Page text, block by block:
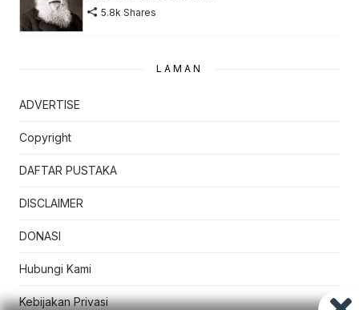
5.8k Shares
LAMAN
ADVERTISE
Copyright
DAFTAR PUSTAKA
DISCLAIMER
DONASI
Hubungi Kami
Kebijakan Privasi